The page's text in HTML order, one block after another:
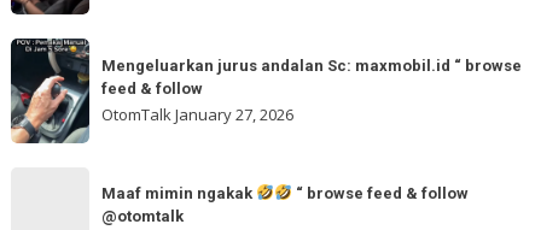
kalau
dua
tangan
Sc:
arvanjayamotor
Mengeluarkan
jurus
andalan
Sc:
Mengeluarkan jurus andalan Sc: maxmobil.id “ browse
feed & follow
OtomTalkJanuary 27, 2026
Maaf mimin ngakak
“ browse feed & follow
@otomtalk